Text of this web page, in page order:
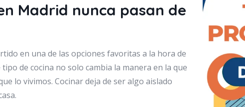
Madrid nunca pasan de
en una de las opciones favoritas a la hora de
de cocina no solo cambia la manera en la que
lo vivimos. Cocinar deja de ser algo aislado